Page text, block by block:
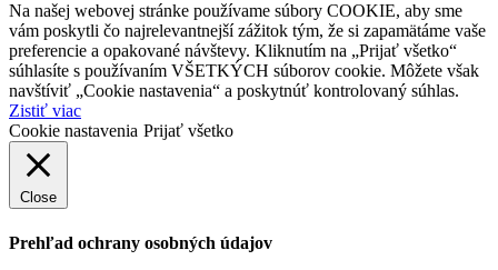
Na našej webovej stránke používame súbory COOKIE, aby sme
vám poskytli čo najrelevantnejší zážitok tým, že si zapamätáme vaše
preferencie a opakované návštevy. Kliknutím na „Prijať všetko“
súhlasíte s používaním VŠETKÝCH súborov cookie. Môžete však
navštíviť „Cookie nastavenia“ a poskytnúť kontrolovaný súhlas.
Zistiť viac
Cookie nastavenia Prijať všetko
Close
Prehľad ochrany osobných údajov